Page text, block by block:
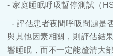
- 家庭睡眠呼吸暫停測試（
-評估患者夜間呼吸問題是
與其他因素相關，則評估結
響睡眠，而不一定能釐清大部